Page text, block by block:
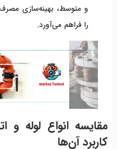
و متوسط، بهینه‌سازی
را فراهم می‌آورد.
مقایسه انواع لوله و
کاربرد آن‌ها